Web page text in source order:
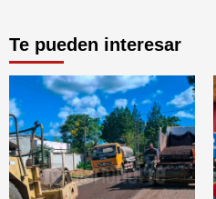
Te pueden interesar